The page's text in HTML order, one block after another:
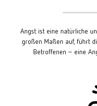
Angst ist eine natürliche
großen Maßen auf, führt
Betroffenen – eine